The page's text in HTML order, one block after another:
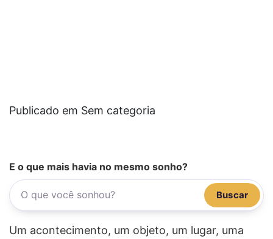
Publicado em Sem categoria
E o que mais havia no mesmo sonho?
Buscar
Um acontecimento, um objeto, um lugar, uma